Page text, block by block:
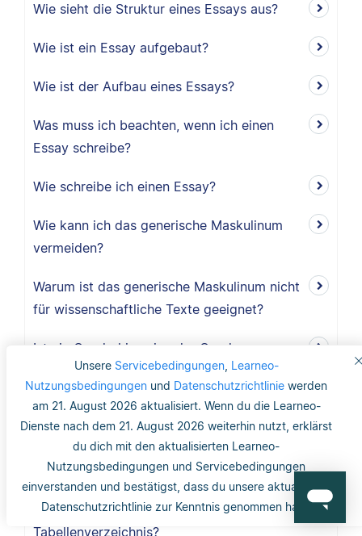
Unsere Servicebedingungen, Learneo-
Nutzungsbedingungen und Datenschutzrichtlinie werden
am 21. August 2026 aktualisiert. Wenn du die Learneo-
Dienste nach dem 21. August 2026 weiterhin nutzt, erklärst
du dich mit den aktualisierten Learneo-
Nutzungsbedingungen und Servicebedingungen
einverstanden und bestätigst, dass du unsere aktualisierte
Datenschutzrichtlinie zur Kenntnis genommen hast.
Wie sieht die Struktur eines Essays aus?
Wie ist ein Essay aufgebaut?
Wie ist der Aufbau eines Essays?
Was muss ich beachten, wenn ich einen
Essay schreibe?
Wie schreibe ich einen Essay?
Wie kann ich das generische Maskulinum
vermeiden?
Warum ist das generische Maskulinum nicht
für wissenschaftliche Texte geeignet?
Ist ein Genderhinweis oder Gender-
Disclaimer ausreichend?
Was ist das generische Maskulinum?
Wo finde ich Copyright-Informationen zu
Abbildungen und Tabellen?
Benötige ich ein Abbildungs- und
Tabellenverzeichnis?